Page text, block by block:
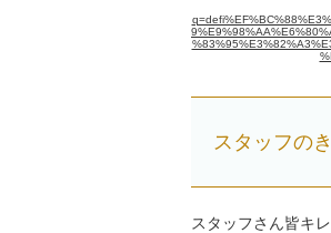
スタッフの
スタッフさん皆キ